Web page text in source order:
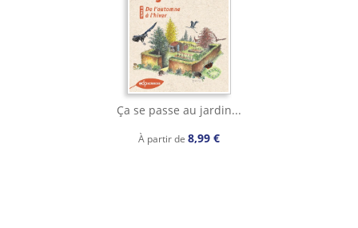
Ça se passe au jardin...
À partir de 8,99 €